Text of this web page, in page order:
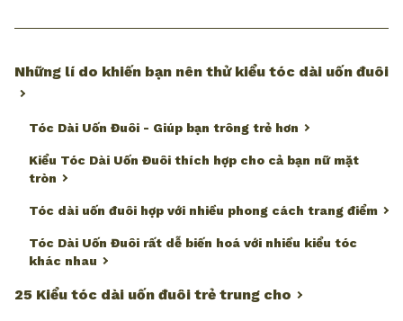
Những lí do khiến bạn nên thử kiểu tóc dài uốn đuôi
Tóc Dài Uốn Đuôi - Giúp bạn trông trẻ hơn
Kiểu Tóc Dài Uốn Đuôi thích hợp cho cả bạn nữ mặt
tròn
Tóc dài uốn đuôi hợp với nhiều phong cách trang điểm
Tóc Dài Uốn Đuôi rất dễ biến hoá với nhiều kiểu tóc
khác nhau
25 Kiểu tóc dài uốn đuôi trẻ trung cho